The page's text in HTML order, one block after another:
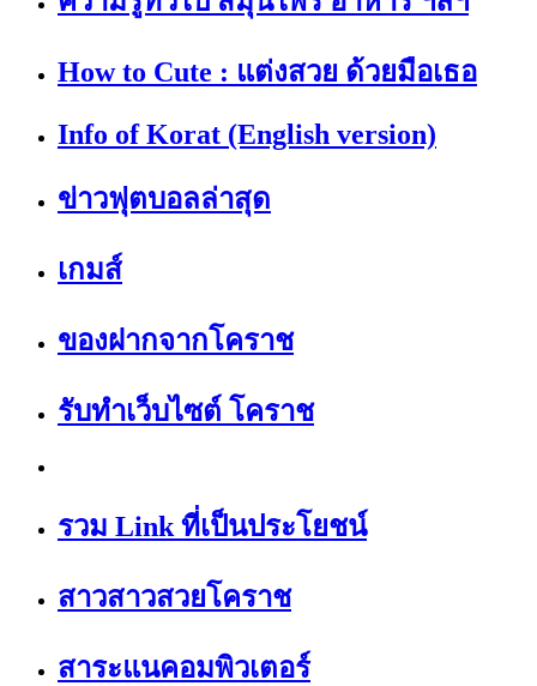
How to Cute : แต่งสวย ด้วยมือเธอ
Info of Korat (English version)
ข่าวฟุตบอลล่าสุด
เกมส์
ของฝากจากโคราช
รับทำเว็บไซต์ โคราช
รวม Link ที่เป็นประโยชน์
สาวสาวสวยโคราช
สาระแนคอมพิวเตอร์